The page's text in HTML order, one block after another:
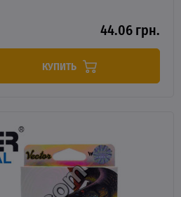
44.06 грн.
КУПИТЬ